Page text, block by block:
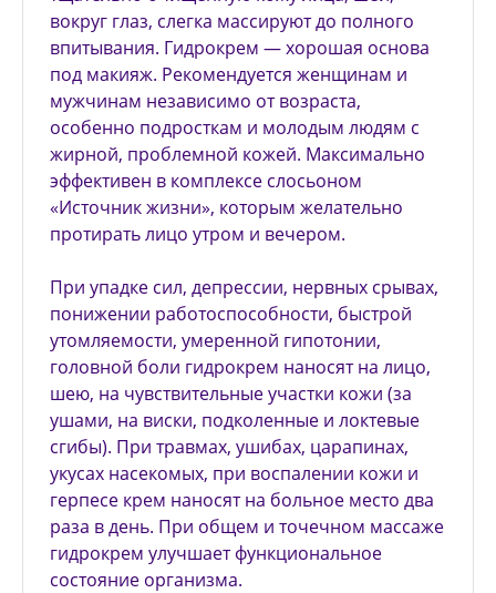
вокруг глаз, слегка массируют до полного
впитывания. Гидрокрем — хорошая основа
под макияж. Рекомендуется женщинам и
мужчинам независимо от возраста,
особенно подросткам и молодым людям с
жирной, проблемной кожей. Максимально
эффективен в комплексе слосьоном
«Источник жизни», которым желательно
протирать лицо утром и вечером.
При упадке сил, депрессии, нервных срывах,
понижении работоспособности, быстрой
утомляемости, умеренной гипотонии,
головной боли гидрокрем наносят на лицо,
шею, на чувствительные участки кожи (за
ушами, на виски, подколенные и локтевые
сгибы). При травмах, ушибах, царапинах,
укусах насекомых, при воспалении кожи и
герпесе крем наносят на больное место два
раза в день. При общем и точечном массаже
гидрокрем улучшает функциональное
состояние организма.